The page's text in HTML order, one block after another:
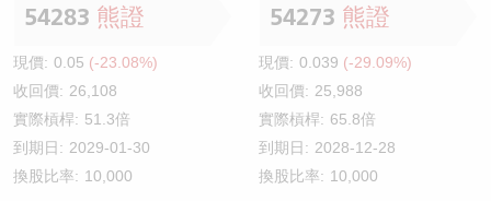
54283 熊證
現價: 0.05 (-23.08%)
收回價: 26,108
實際槓桿: 51.3倍
到期日: 2029-01-30
換股比率: 10,000
54273 熊證
現價: 0.039 (-29.09%)
收回價: 25,988
實際槓桿: 65.8倍
到期日: 2028-12-28
換股比率: 10,000